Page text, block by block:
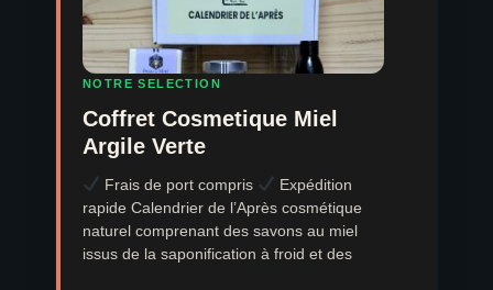
NOTRE SELECTION
Coffret Cosmetique Miel
Argile Verte
Frais de port compris
Expédition
rapide Calendrier de l’Après cosmétique
naturel comprenant des savons au miel
issus de la saponification à froid et des